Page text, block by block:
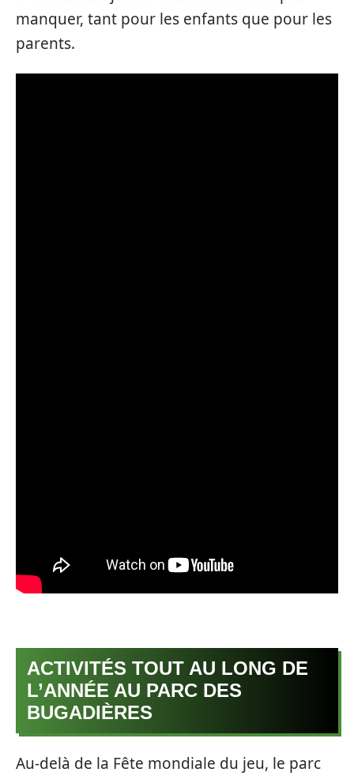
manquer, tant pour les enfants que pour les
parents.
ACTIVITÉS TOUT AU LONG DE
L’ANNÉE AU PARC DES
BUGADIÈRES
Au-delà de la Fête mondiale du jeu, le parc